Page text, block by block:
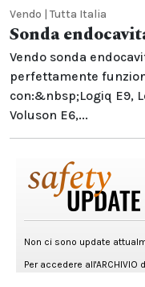
Vendo | Tutta Italia
Sonda
Vendo sonda
perfettamente
con:&nbsp;Logiq E9,
Voluson E6,...